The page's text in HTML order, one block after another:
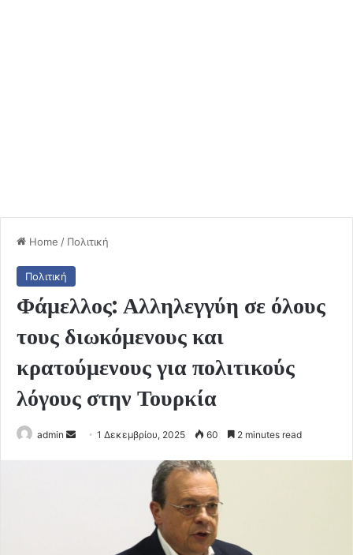
Home / Πολιτική
Πολιτική
Φάμελλος: Αλληλεγγύη σε όλους
τους διωκόμενους και
κρατούμενους για πολιτικούς
λόγους στην Τουρκία
admin
Send1 Δεκεμβρίου, 2025 60 2 minutes read